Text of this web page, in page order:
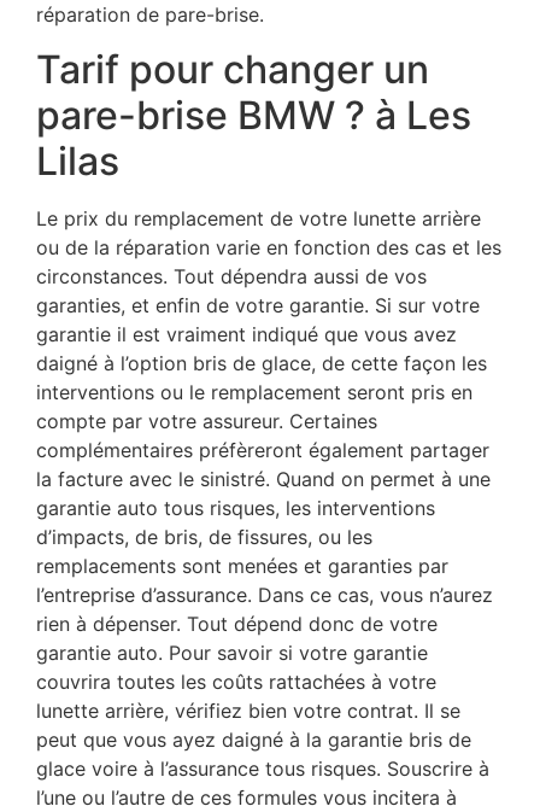
réparation de pare-brise.
Tarif pour changer un
pare-brise BMW ? à Les
Lilas
Le prix du remplacement de votre lunette arrière
ou de la réparation varie en fonction des cas et les
circonstances. Tout dépendra aussi de vos
garanties, et enfin de votre garantie. Si sur votre
garantie il est vraiment indiqué que vous avez
daigné à l’option bris de glace, de cette façon les
interventions ou le remplacement seront pris en
compte par votre assureur. Certaines
complémentaires préfèreront également partager
la facture avec le sinistré. Quand on permet à une
garantie auto tous risques, les interventions
d’impacts, de bris, de fissures, ou les
remplacements sont menées et garanties par
l’entreprise d’assurance. Dans ce cas, vous n’aurez
rien à dépenser. Tout dépend donc de votre
garantie auto. Pour savoir si votre garantie
couvrira toutes les coûts rattachées à votre
lunette arrière, vérifiez bien votre contrat. Il se
peut que vous ayez daigné à la garantie bris de
glace voire à l’assurance tous risques. Souscrire à
l’une ou l’autre de ces formules vous incitera à